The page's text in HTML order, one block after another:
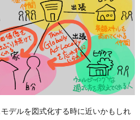
デルを図式化する時に近いかもしれ